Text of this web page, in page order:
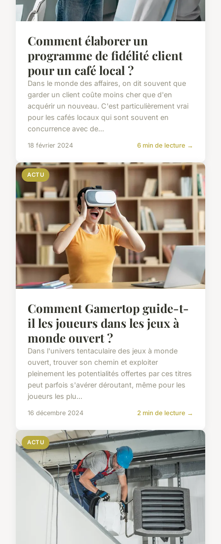
Comment élaborer un
programme de fidélité client
pour un café local ?
Dans le monde des affaires, on dit souvent que
garder un client coûte moins cher que d'en
acquérir un nouveau. C'est particulièrement vrai
pour les cafés locaux qui sont souvent en
concurrence avec de...
18 février 2024 6 min de lecture →
ACTU
Comment Gamertop guide-t-
il les joueurs dans les jeux à
monde ouvert ?
Dans l'univers tentaculaire des jeux à monde
ouvert, trouver son chemin et exploiter
pleinement les potentialités offertes par ces titres
peut parfois s'avérer déroutant, même pour les
joueurs les plu...
16 décembre 2024 2 min de lecture →
ACTU